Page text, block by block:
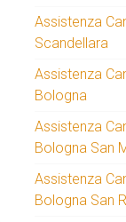
Assistenza
Scandellara
Assistenza
Bologna
Assistenza
Bologna San
Assistenza
Bologna San